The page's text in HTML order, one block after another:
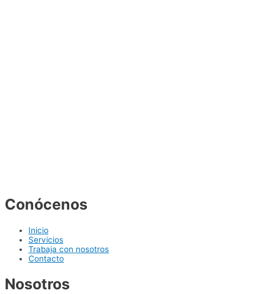
Conócenos
Inicio
Servicios
Trabaja con nosotros
Contacto
Nosotros